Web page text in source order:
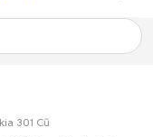
301 Cũ